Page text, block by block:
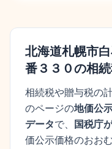
北海道札幌市
番３３０の相
相続税や贈与税の
のページの地価公
データで、 国税庁
価公示価格のおお